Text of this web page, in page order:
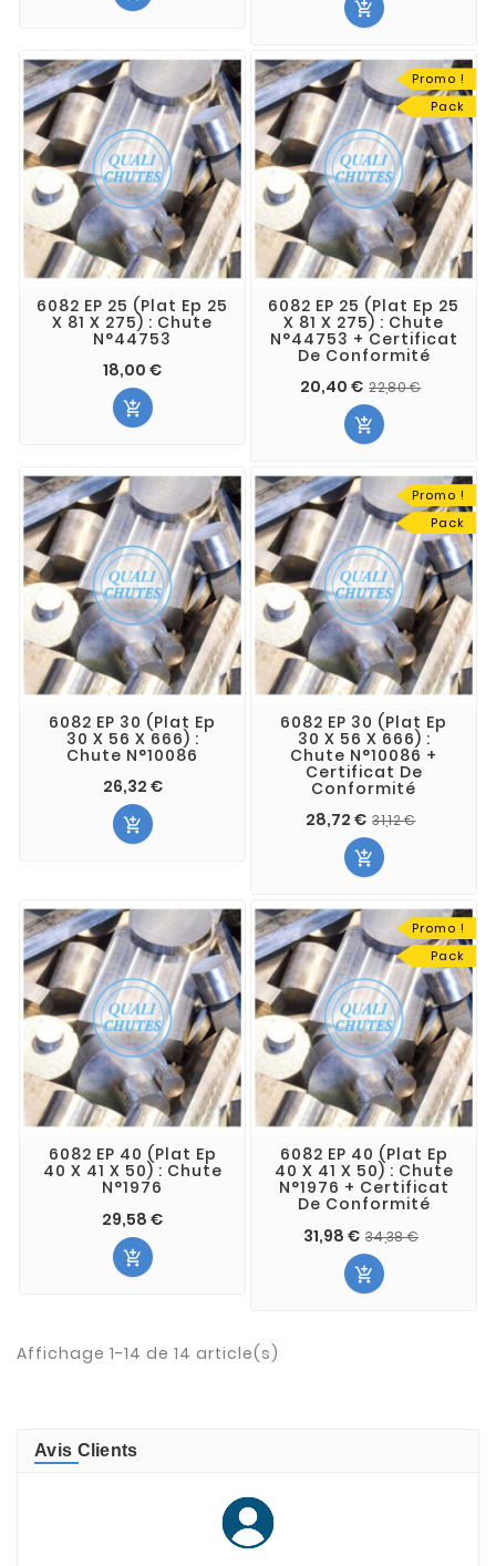

6082 EP 25 (Plat Ep 25
X 81 X 275) : Chute
N°44753
18,00 €

Promo !
Pack
6082 EP 25 (Plat Ep 25
X 81 X 275) : Chute
N°44753 + Certificat
De Conformité
20,40 € 22,80 €

6082 EP 30 (Plat Ep
30 X 56 X 666) :
Chute N°10086
26,32 €

Promo !
Pack
6082 EP 30 (Plat Ep
30 X 56 X 666) :
Chute N°10086 +
Certificat De
Conformité
28,72 € 31,12 €

6082 EP 40 (Plat Ep
40 X 41 X 50) : Chute
N°1976
29,58 €

Promo !
Pack
6082 EP 40 (Plat Ep
40 X 41 X 50) : Chute
N°1976 + Certificat
De Conformité
31,98 € 34,38 €

Affichage 1-14 de 14 article(s)
Avis Clients